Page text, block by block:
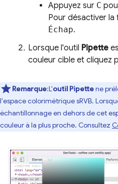
Appuyez sur C
Pour désactiver
Échap.
Lorsque l'outil Pipette
couleur cible et cliquez
Remarque:L'outil Pipettene
l'espace colorimétrique sRVB.
échantillonnage en dehors de cet
couleur à la plus proche. Consultez